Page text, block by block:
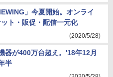
」今夏開始。オンライ
ト・販促・配信一元化
(2020/5/28)
器が400万台超え。'18年12月
半